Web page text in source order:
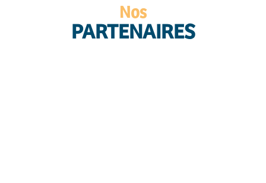
Nos
PARTENAIRES